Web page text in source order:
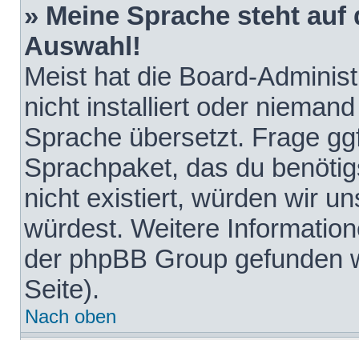
» Meine Sprache steht
Auswahl!
Meist hat die Board-
nicht installiert oder
Sprache übersetzt. Frage
Sprachpaket, das du
nicht existiert, würden wir
würdest. Weitere
der phpBB Group gefunden
Seite).
Nach oben